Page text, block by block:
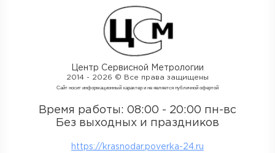
Центр Сервисной Метрологии
2014 - 2026 © Все права защищены
Cайт носит информационный характер и не является публичной офертой
Время работы: 08:00 - 20:00 пн-вс
Без выходных и праздников
https://krasnodar.poverka-24.ru